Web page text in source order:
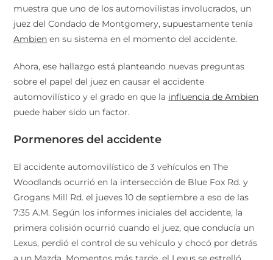
muestra que uno de los automovilistas involucrados, un
juez del Condado de Montgomery, supuestamente tenía
Ambien en su sistema en el momento del accidente.
Ahora, ese hallazgo está planteando nuevas preguntas
sobre el papel del juez en causar el accidente
automovilístico y el grado en que la influencia de Ambien
puede haber sido un factor.
Pormenores del accidente
El accidente automovilístico de 3 vehículos en The
Woodlands ocurrió en la intersección de Blue Fox Rd. y
Grogans Mill Rd. el jueves 10 de septiembre a eso de las
7:35 A.M. Según los informes iniciales del accidente, la
primera colisión ocurrió cuando el juez, que conducía un
Lexus, perdió el control de su vehículo y chocó por detrás